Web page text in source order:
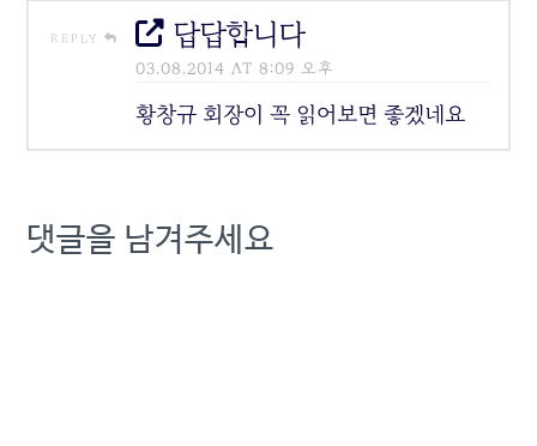
REPLY 답답합니다
03.08.2014 AT 8:09 오후
황창규 회장이 꼭 읽어보면 좋겠네요
댓글을 남겨주세요